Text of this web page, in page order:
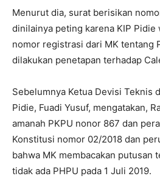
Menurut dia, surat berisikan
dinilainya peting karena KIP Pidie
nomor registrasi dari MK tentang
dilakukan penetapan terhadap
Sebelumnya Ketua Devisi Teknis
Pidie, Fuadi Yusuf, mengatakan,
amanah PKPU nonor 867 dan
Konstitusi nomor 02/2018 dan
bahwa MK membacakan putusan
tidak ada PHPU pada 1 Juli 2019.